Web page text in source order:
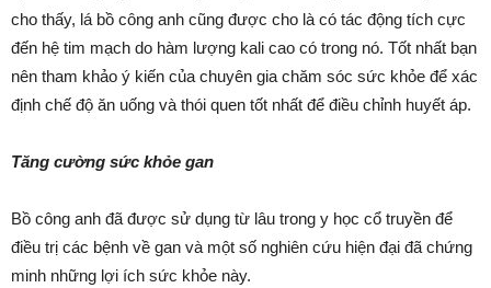
cho thấy, lá bồ công anh cũng được cho là có tác động tích cực
đến hệ tim mạch do hàm lượng kali cao có trong nó. Tốt nhất bạn
nên tham khảo ý kiến ​​của chuyên gia chăm sóc sức khỏe để xác
định chế độ ăn uống và thói quen tốt nhất để điều chỉnh huyết áp.
Tăng cường sức khỏe gan
Bồ công anh đã được sử dụng từ lâu trong y học cổ truyền để
điều trị các bệnh về gan và một số nghiên cứu hiện đại đã chứng
minh những lợi ích sức khỏe này.